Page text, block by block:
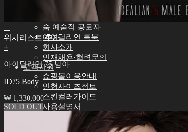
아이딜리언 블로그
숨 예술적 공로자
아이딜리언 룩북
회사소개
인재채용·협력문의
고객지원
쇼핑몰이용안내
인형사이즈정보
스킨컬러가이드
사용설명서
정품인증조회
자주묻는질문 (FAQ)
위시리스트 추가
+
아이딜리언 75 남아
ID75 Body
₩ 1,330,000
SOLD OUT